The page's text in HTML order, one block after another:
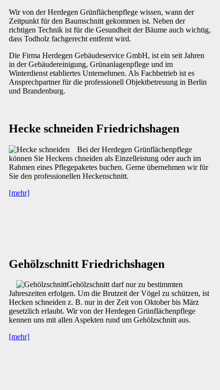
Wir von der Herdegen Grünflächenpflege wissen, wann der
Zeitpunkt für den Baumschnitt gekommen ist. Neben der
richtigen Technik ist für die Gesundheit der Bäume auch wichtig,
dass Todholz fachgerecht entfernt wird.
Die Firma Herdegen Gebäudeservice GmbH, ist ein seit Jahren
in der Gebäudereinigung, Grünanlagenpflege und im
Winterdienst etabliertes Unternehmen. Als Fachbetrieb ist es
Ansprechpartner für die professionell Objektbetreuung in Berlin
und Brandenburg.
Hecke schneiden Friedrichshagen
Bei der Herdegen Grünflächenpflege
können Sie Heckens chneiden als Einzelleistung oder auch im
Rahmen eines Pflegepaketes buchen. Gerne übernehmen wir für
Sie den professionellen Heckenschnitt.
[mehr]
Gehölzschnitt Friedrichshagen
Gehölzschnitt darf nur zu bestimmten
Jahreszeiten erfolgen. Um die Brutzeit der Vögel zu schützen, ist
Hecken schneiden z. B. nur in der Zeit von Oktober bis März
gesetzlich erlaubt. Wir von der Herdegen Grünflächenpflege
kennen uns mit allen Aspekten rund um Gehölzschnitt aus.
[mehr]